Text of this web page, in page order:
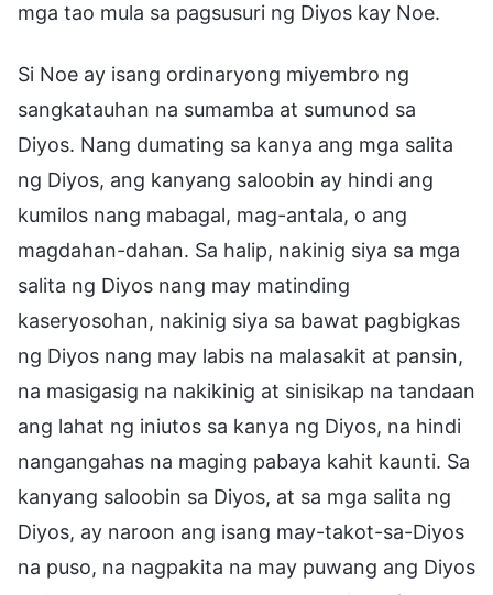
mga tao mula sa pagsusuri ng Diyos kay Noe.
Si Noe ay isang ordinaryong miyembro ng
sangkatauhan na sumamba at sumunod sa
Diyos. Nang dumating sa kanya ang mga salita
ng Diyos, ang kanyang saloobin ay hindi ang
kumilos nang mabagal, mag-antala, o ang
magdahan-dahan. Sa halip, nakinig siya sa mga
salita ng Diyos nang may matinding
kaseryosohan, nakinig siya sa bawat pagbigkas
ng Diyos nang may labis na malasakit at pansin,
na masigasig na nakikinig at sinisikap na tandaan
ang lahat ng iniutos sa kanya ng Diyos, na hindi
nangangahas na maging pabaya kahit kaunti. Sa
kanyang saloobin sa Diyos, at sa mga salita ng
Diyos, ay naroon ang isang may-takot-sa-Diyos
na puso, na nagpakita na may puwang ang Diyos